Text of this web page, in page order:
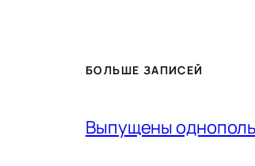
БОЛЬШЕ ЗАПИСЕЙ
Выпущены